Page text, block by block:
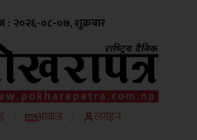
२०२६-०८-०७, शुक्रबार
/ आवाज / लगइन